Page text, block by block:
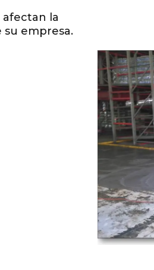
afectan la
su empresa.